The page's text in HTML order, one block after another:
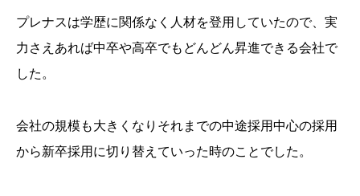
プレナスは学歴に関係なく人材を登用していたので、実
力さえあれば中卒や高卒でもどんどん昇進できる会社で
した。
会社の規模も大きくなりそれまでの中途採用中心の採用
から新卒採用に切り替えていった時のことでした。